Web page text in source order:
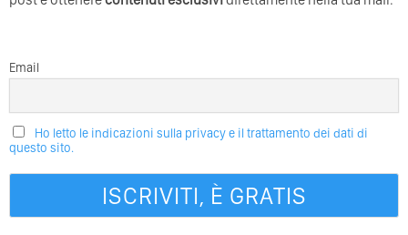
Email
Ho letto le indicazioni sulla privacy e il trattamento dei dati di
questo sito.